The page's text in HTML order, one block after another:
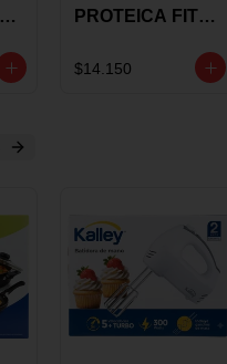
PROTEICA FIT
GRS
$14.150